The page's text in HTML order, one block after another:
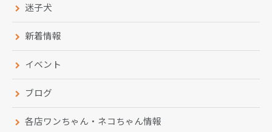
迷子犬
新着情報
イベント
ブログ
各店ワンちゃん・ネコちゃん情報